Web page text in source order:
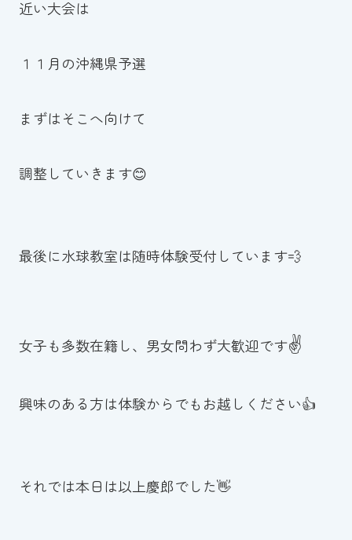
近い大会は
１１月の沖縄県予選
まずはそこへ向けて
調整していきます😊
最後に水球教室は随時体験受付しています💨
女子も多数在籍し、男女問わず大歓迎です✌
興味のある方は体験からでもお越しください👍
それでは本日は以上慶郎でした👋